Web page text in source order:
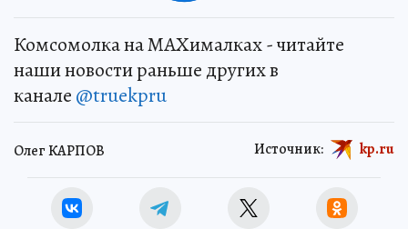
Комсомолка на MAXималках - читайте
наши новости раньше других в
канале @truekpru
Олег КАРПОВ Источник: kp.ru